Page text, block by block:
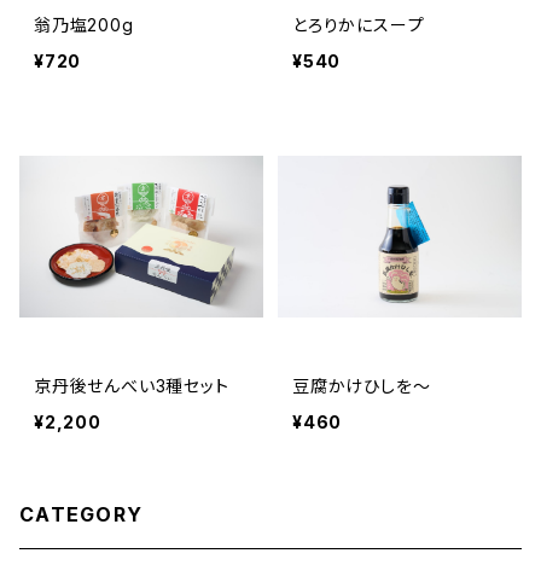
翁乃塩200g
¥720
とろりかにスープ
¥540
京丹後せんべい3種セット
¥2,200
豆腐かけひしを～
¥460
CATEGORY